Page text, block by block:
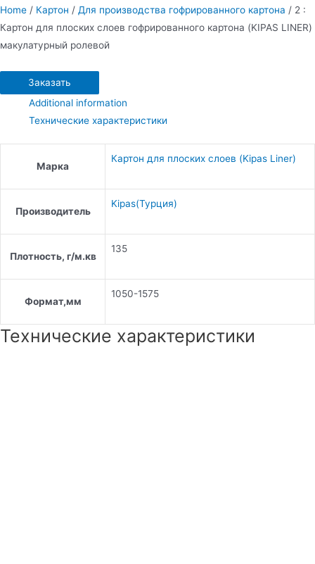
Home / Картон / Для производства гофрированного картона / 2 :
Картон для плоских слоев гофрированного картона (KIPAS LINER)
макулатурный ролевой
Заказать
Additional information
Технические характеристики
Марка
Картон для плоских слоев (Kipas Liner)
Производитель
Kipas(Турция)
Плотность, г/м.кв
135
Формат,мм
1050-1575
Технические характеристики